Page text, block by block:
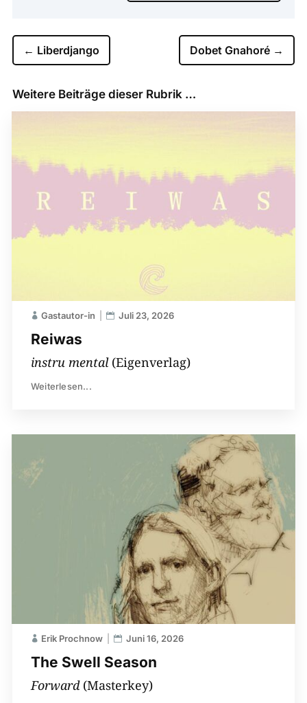
← Liberdjango Dobet Gnahoré →
Weitere Beiträge dieser Rubrik …
Reiwas
Gastautor-in Juli 23, 2026
instru mental(Eigenverlag)
Weiterlesen...
The Swell Season
Erik Prochnow Juni 16, 2026
Forward (Masterkey)